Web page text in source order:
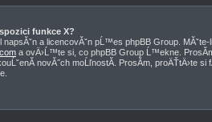
funkce X?
napsĂˇn a licencovĂˇn pĹ™es phpBB Group.
a ovÄ›Ĺ™te si, co phpBB Group Ĺ™ekne.
novĂ˝ch moĹľnostĂ­. ProsĂ­m, proÄŤtÄ›te